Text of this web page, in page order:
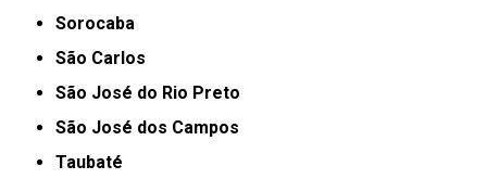
Sorocaba
São Carlos
São José do Rio Preto
São José dos Campos
Taubaté